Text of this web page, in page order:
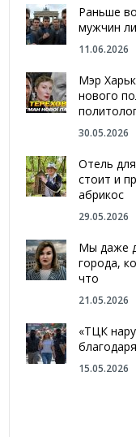
Раньше
мужчин
11.06.2026
Мэр
нового
30.05.2026
Отель
стоит и
абрикос
29.05.2026
Мы даже
города,
что
21.05.2026
«ТЦК
15.05.2026